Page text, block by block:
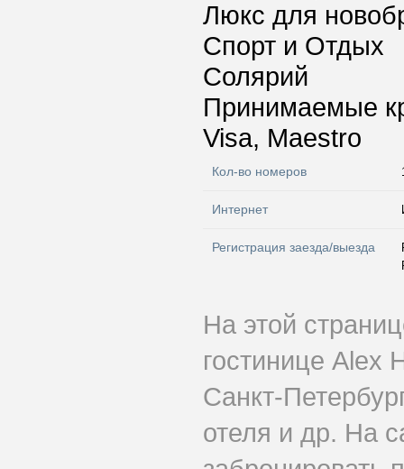
Люкс для
Спорт и Отдых
Солярий
Принимаемые
Visa, Maestro
Кол-во номеров
Интернет
Регистрация заезда/выезда
На этой
гостинице Alex
Санкт-
отеля и др. На